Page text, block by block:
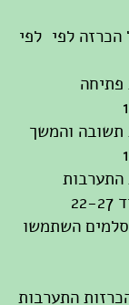
לפי לפי
פתיחה
תשובה והמשך
התערבות
סלמים השתמשו
התערבות